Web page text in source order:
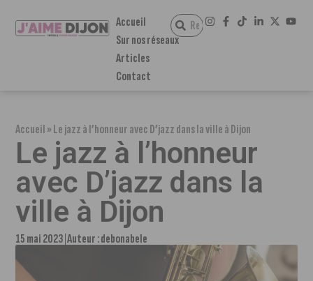
Accueil
Sur nos réseaux
Articles
Contact
Accueil»Le jazz à l’honneur avec D’jazz dans la ville à Dijon
Le jazz à l’honneur
avec D’jazz dans la
ville à Dijon
15 mai 2023 Auteur :debonabele